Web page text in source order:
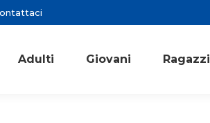
Adulti Giovani Ragazzi